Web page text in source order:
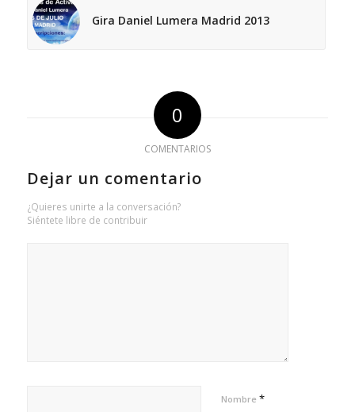
Gira Daniel Lumera Madrid 2013
0
COMENTARIOS
Dejar un comentario
¿Quieres unirte a la conversación?
Siéntete libre de contribuir
Nombre *